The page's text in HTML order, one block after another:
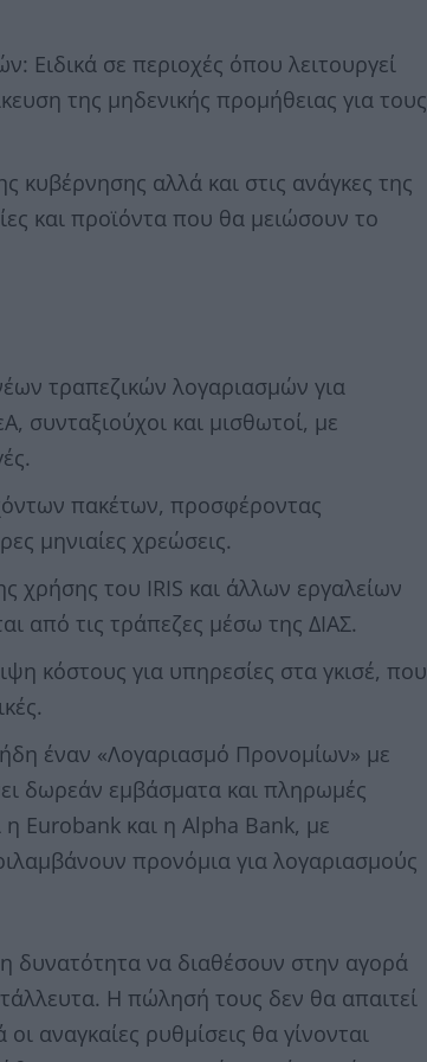
σε περιοχές όπου λειτουργεί
της μηδενικής προμήθειας για τους
κυβέρνησης αλλά και στις ανάγκες της
και προϊόντα που θα μειώσουν το
τραπεζικών λογαριασμών για
συνταξιούχοι και μισθωτοί, με
πακέτων, προσφέροντας
μηνιαίες χρεώσεις.
χρήσης του IRIS και άλλων εργαλείων
από τις τράπεζες μέσω της ΔΙΑΣ.
κόστους για υπηρεσίες στα γκισέ, που
έναν «Λογαριασμό Προνομίων» με
δωρεάν εμβάσματα και πληρωμές
Eurobank και η Alpha Bank, με
προνόμια για λογαριασμούς
δυνατότητα να διαθέσουν στην αγορά
Η πώλησή τους δεν θα απαιτεί
αναγκαίες ρυθμίσεις θα γίνονται